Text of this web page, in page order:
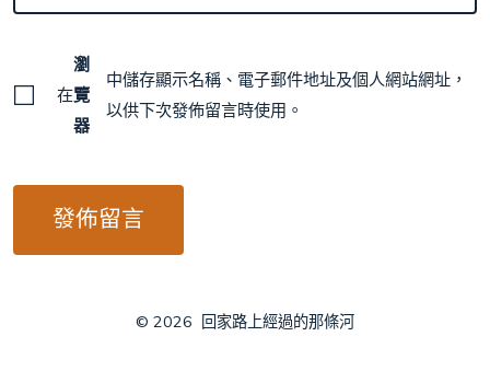
在
瀏
覽
器
中儲存顯示名稱、電子郵件地址及個人網站網址，
以供下次發佈留言時使用。
© 2026 回家路上經過的那條河